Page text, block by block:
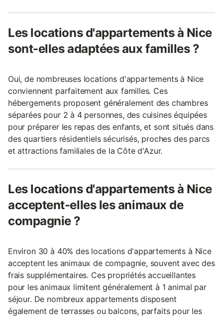
Les locations d'appartements à Nice
sont-elles adaptées aux familles ?
Oui, de nombreuses locations d'appartements à Nice
conviennent parfaitement aux familles. Ces
hébergements proposent généralement des chambres
séparées pour 2 à 4 personnes, des cuisines équipées
pour préparer les repas des enfants, et sont situés dans
des quartiers résidentiels sécurisés, proches des parcs
et attractions familiales de la Côte d'Azur.
Les locations d'appartements à Nice
acceptent-elles les animaux de
compagnie ?
Environ 30 à 40% des locations d'appartements à Nice
acceptent les animaux de compagnie, souvent avec des
frais supplémentaires. Ces propriétés accueillantes
pour les animaux limitent généralement à 1 animal par
séjour. De nombreux appartements disposent
également de terrasses ou balcons, parfaits pour les